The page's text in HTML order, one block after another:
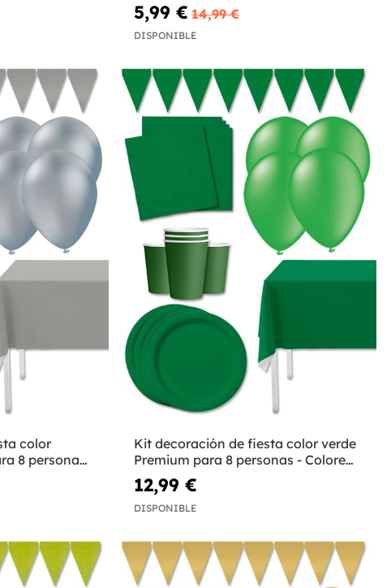
5,99 € 14,99 €
DISPONIBLE
color
8 personas
Kit decoración de fiesta color verde
Premium para 8 personas - Colores
lisos
12,99 €
DISPONIBLE